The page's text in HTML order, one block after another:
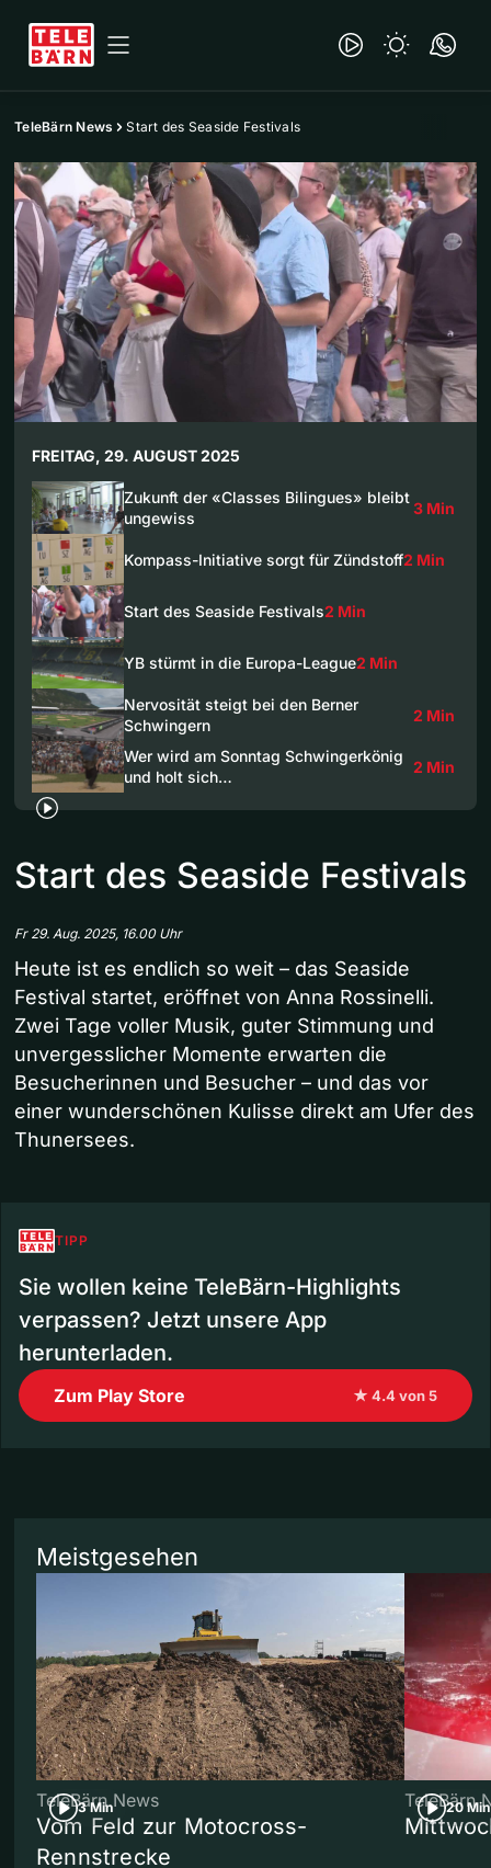
TeleBärn News Start des Seaside Festivals
FREITAG, 29. AUGUST 2025
Zukunft der «Classes Bilingues» bleibt
ungewiss
3 Min
Kompass-Initiative sorgt für Zündstoff2 Min
Start des Seaside Festivals2 Min
YB stürmt in die Europa-League2 Min
Nervosität steigt bei den Berner
Schwingern
2 Min
Wer wird am Sonntag Schwingerkönig
und holt sich…
2 Min
Start des Seaside Festivals
Fr 29. Aug. 2025, 16.00 Uhr
Heute ist es endlich so weit – das Seaside
Festival startet, eröffnet von Anna Rossinelli.
Zwei Tage voller Musik, guter Stimmung und
unvergesslicher Momente erwarten die
Besucherinnen und Besucher – und das vor
einer wunderschönen Kulisse direkt am Ufer des
Thunersees.
TIPP
Sie wollen keine TeleBärn-Highlights
verpassen? Jetzt unsere App
herunterladen.
Zum Play Store ★ 4.4 von 5
Meistgesehen
3 Min
TeleBärn News
Vom Feld zur Motocross-
Rennstrecke
20 Min
TeleBärn